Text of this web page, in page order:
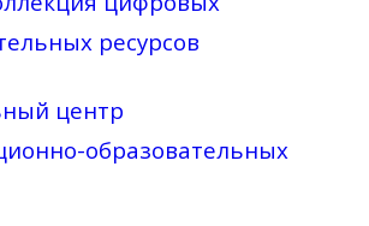
ресурсов
центр
образовательных